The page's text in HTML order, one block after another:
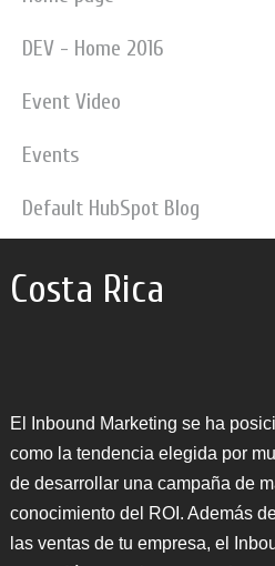
DEV - Home 2016
Event Video
Events
Default HubSpot Blog
Costa Rica
El Inbound Marketing se ha
como la tendencia elegida por
de desarrollar una campaña de
conocimiento del ROI. Además
las ventas de tu empresa, el